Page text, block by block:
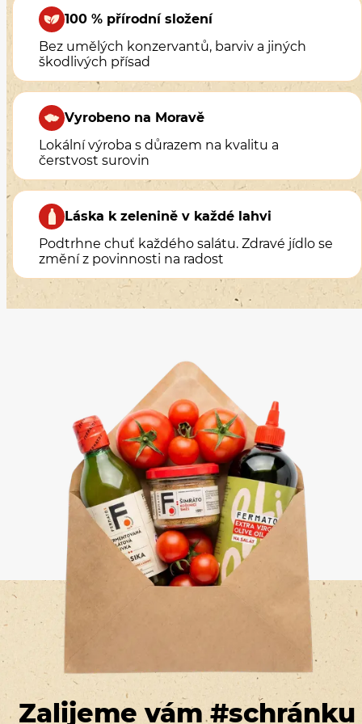
100 % přírodní složení
Bez umělých konzervantů, barviv a jiných
škodlivých přísad
Vyrobeno na Moravě
Lokální výroba s důrazem na kvalitu a
čerstvost surovin
Láska k zelenině v každé lahvi
Podtrhne chuť každého salátu. Zdravé jídlo se
změní z povinnosti na radost
Zalijeme vám #schránku